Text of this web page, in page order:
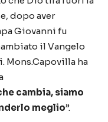
dopo aver
Giovanni fu
il Vangelo
Mons.Capovilla ha
cambia, siamo
meglio”.